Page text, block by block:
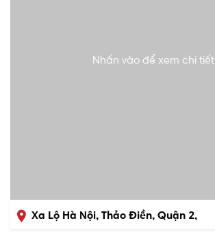
Nhấn vào để xem chi tiết
Xa Lộ Hà Nội, Thảo Điền, Quận 2,